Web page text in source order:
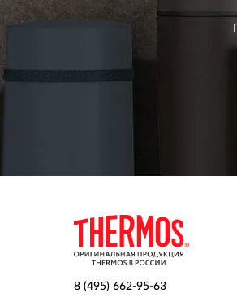
8 (495) 662-95-63